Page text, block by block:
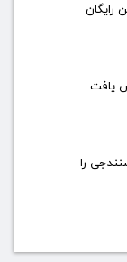
رایگان
یافت
۳ ساله سنندجی را